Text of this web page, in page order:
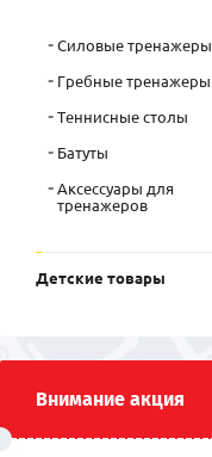
Силовые тренажеры
Гребные тренажеры
Теннисные столы
Батуты
Аксессуары для
тренажеров
Детские товары
Внимание акция